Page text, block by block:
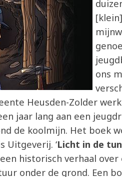
ons
Heusden-Zolder
jaar lang aan een
de koolmijn. Het boek
Uitgeverij. ‘Licht in de
historisch verhaal
onder de grond. Een